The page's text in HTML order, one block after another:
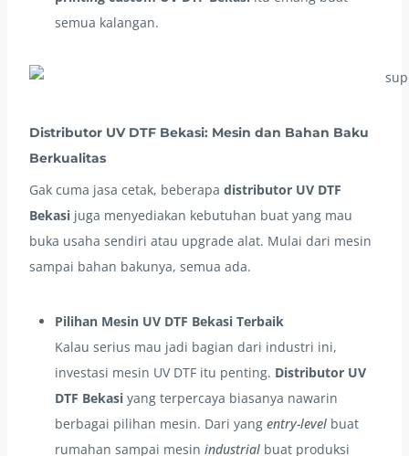
semua kalangan.
Distributor UV DTF Bekasi: Mesin dan Bahan Baku
Berkualitas
Gak cuma jasa cetak, beberapa distributor UV DTF
Bekasi juga menyediakan kebutuhan buat yang mau
buka usaha sendiri atau upgrade alat. Mulai dari mesin
sampai bahan bakunya, semua ada.
Pilihan Mesin UV DTF Bekasi Terbaik
Kalau serius mau jadi bagian dari industri ini,
investasi mesin UV DTF itu penting. Distributor UV
DTF Bekasi yang terpercaya biasanya nawarin
berbagai pilihan mesin. Dari yang entry-level buat
rumahan sampai mesin industrial buat produksi